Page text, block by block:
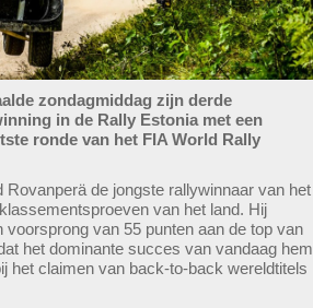
zondagmiddag zijn derde
in de Rally Estonia met een
ronde van het FIA World Rally
Rovanperä de jongste rallywinnaar van het
van het land. Hij
voorsprong van 55 punten aan de top van
het dominante succes van vandaag hem
het claimen van back-to-back wereldtitels